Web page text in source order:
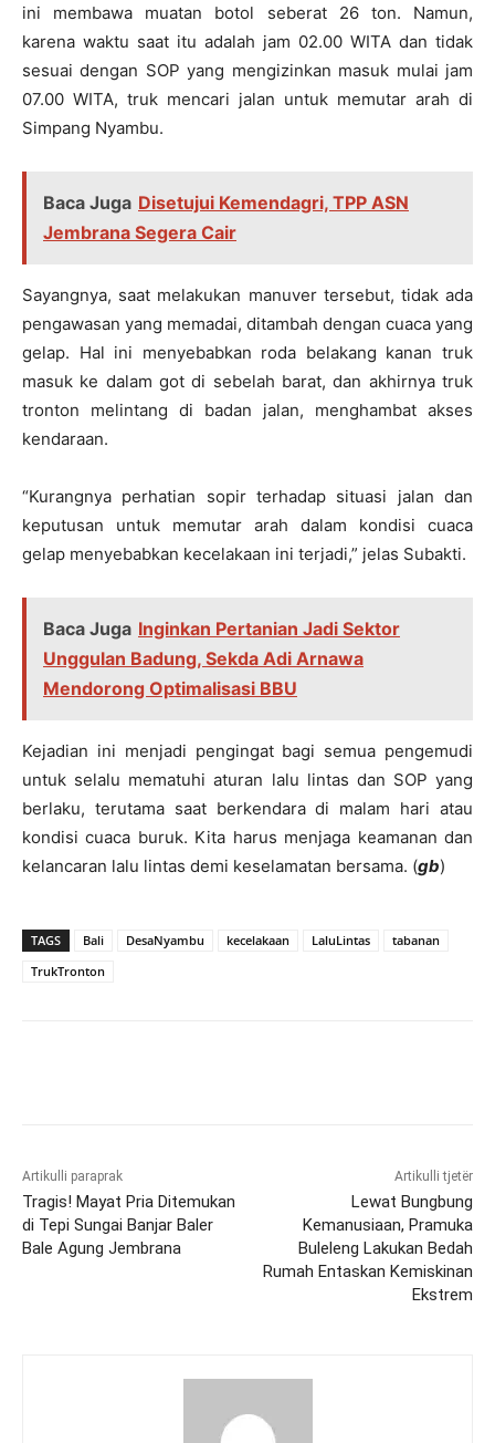
ini membawa muatan botol seberat 26 ton. Namun,
karena waktu saat itu adalah jam 02.00 WITA dan tidak
sesuai dengan SOP yang mengizinkan masuk mulai jam
07.00 WITA, truk mencari jalan untuk memutar arah di
Simpang Nyambu.
Baca Juga Disetujui Kemendagri, TPP ASN
Jembrana Segera Cair
Sayangnya, saat melakukan manuver tersebut, tidak ada
pengawasan yang memadai, ditambah dengan cuaca yang
gelap. Hal ini menyebabkan roda belakang kanan truk
masuk ke dalam got di sebelah barat, dan akhirnya truk
tronton melintang di badan jalan, menghambat akses
kendaraan.
“Kurangnya perhatian sopir terhadap situasi jalan dan
keputusan untuk memutar arah dalam kondisi cuaca
gelap menyebabkan kecelakaan ini terjadi,” jelas Subakti.
Baca Juga Inginkan Pertanian Jadi Sektor
Unggulan Badung, Sekda Adi Arnawa
Mendorong Optimalisasi BBU
Kejadian ini menjadi pengingat bagi semua pengemudi
untuk selalu mematuhi aturan lalu lintas dan SOP yang
berlaku, terutama saat berkendara di malam hari atau
kondisi cuaca buruk. Kita harus menjaga keamanan dan
kelancaran lalu lintas demi keselamatan bersama. (gb)
TAGS Bali DesaNyambu kecelakaan LaluLintas
tabanan
TrukTronton
Artikulli paraprak
Tragis! Mayat Pria Ditemukan
di Tepi Sungai Banjar Baler
Bale Agung Jembrana
Artikulli tjetër
Lewat Bungbung
Kemanusiaan, Pramuka
Buleleng Lakukan Bedah
Rumah Entaskan Kemiskinan
Ekstrem